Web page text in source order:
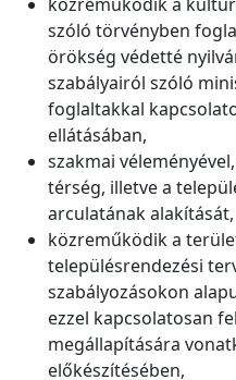
szóló törvényben
örökség védetté
szabályairól szóló
foglaltakkal
ellátásában,
szakmai
térség, illetve a
arculatának alakítását,
közreműködik a
településrendezési
szabályozásokon
ezzel kapcsolatosan
megállapítására
előkészítésében,